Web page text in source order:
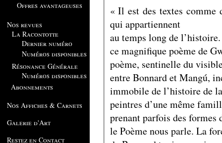
Offres avantageuses
Nos revues
La Racontotte
Dernier numéro
Numéros disponibles
Résonance Générale
Numéros disponibles
Abonnements
Nos Affiches & Carnets
Galerie d'Art
Restez en Contact
« Il est des textes comme
qui appartiennent
au temps long de l’histoire.
ce magnifique poème de
poème, sentinelle du
entre Bonnard et Mangú,
immobile de l’histoire de
peintres d’une même
prenant parfois des formes
le Poème nous parle. La